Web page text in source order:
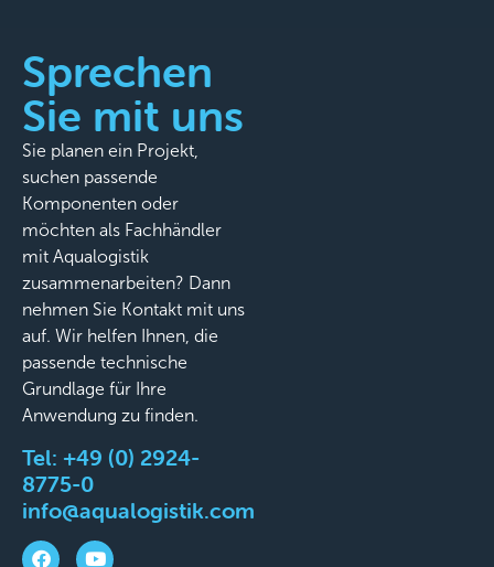
Sprechen
Sie mit uns
Sie planen ein Projekt,
suchen passende
Komponenten oder
möchten als Fachhändler
mit Aqualogistik
zusammenarbeiten? Dann
nehmen Sie Kontakt mit uns
auf. Wir helfen Ihnen, die
passende technische
Grundlage für Ihre
Anwendung zu finden.
Tel: +49 (0) 2924-
8775-0
info@aqualogistik.com